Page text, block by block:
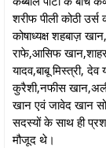
शरीफ पीली कोठी
कोषाध्यक्ष शहबाज़
राफे,आसिफ
यादव,बाबू मिस्त्री,
कुरैशी,नफीस
खान एवं जावेद खान
सदस्यों के साथ ही
मौजूद थे।